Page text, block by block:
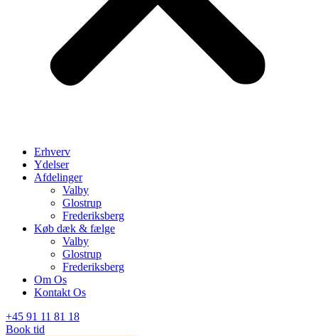
Erhverv
Ydelser
Afdelinger
Valby
Glostrup
Frederiksberg
Køb dæk & fælge
Valby
Glostrup
Frederiksberg
Om Os
Kontakt Os
+45 91 11 81 18
Book tid